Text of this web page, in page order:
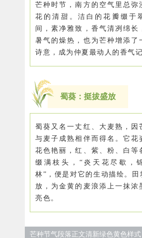
芒种时节，南方的空气里总弥
花的清甜。洁白的花瓣缀于
间，素净雅致，香气清冽绵长
暑气的燥热，也为芒种增添了
诗意，成为仲夏最动人的香气记
蜀葵：挺拔盛放
蜀葵又名一丈红、大麦熟，因
与麦子成熟相伴而得名。它花
花色艳丽，红、紫、粉、白等
缀满枝头，“炎天花尽歇，
林”，便是对它的生动描绘。田
放，为金黄的麦浪添上一抹浓
亮色。
芒种节气段落正文清新绿色黄色样式